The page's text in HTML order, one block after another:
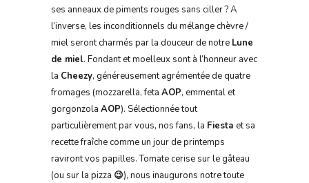
ses anneaux de piments rouges sans ciller ? A
l’inverse, les inconditionnels du mélange chèvre /
miel seront charmés par la douceur de notre Lune
de miel. Fondant et moelleux sont à l’honneur avec
la Cheezy, généreusement agrémentée de quatre
fromages (mozzarella, feta AOP, emmental et
gorgonzola AOP). Sélectionnée tout
particulièrement par vous, nos fans, la Fiesta et sa
recette fraîche comme un jour de printemps
raviront vos papilles. Tomate cerise sur le gâteau
(ou sur la pizza 😉), nous inaugurons notre toute